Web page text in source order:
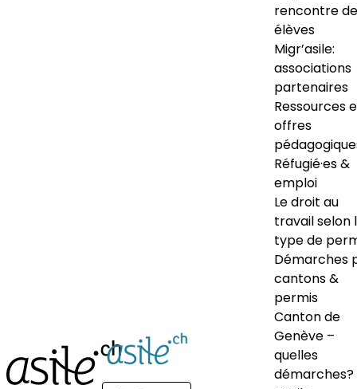
rencontre
élèves
Migr’asile:
associations
partenaires
Ressources
offres
Réfugié·es &
emploi
Le droit au
travail selon
type de
Démarches
cantons &
permis
Canton de
Genève –
quelles
démarches?